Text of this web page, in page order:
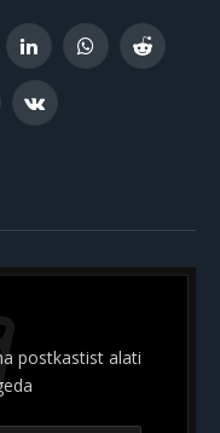
LinkedInWhatsAppReddit
VKontakte
postkastist alati